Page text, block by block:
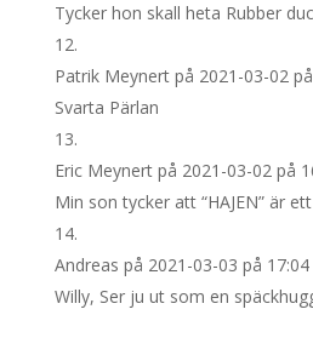
Tycker hon skall heta Rubber
Patrik Meynert på 2021-03-02
Svarta Pärlan
Eric Meynert på 2021-03-02 på
Min son tycker att “HAJEN” är
Andreas på 2021-03-03 på 17:04
Willy, Ser ju ut som en